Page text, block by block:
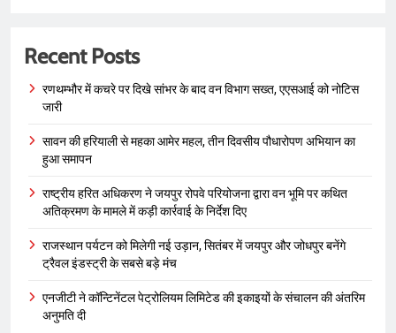
Recent Posts
रणथम्भौर में कचरे पर दिखे सांभर के बाद वन विभाग सख्त, एएसआई को नोटिस
जारी
सावन की हरियाली से महका आमेर महल, तीन दिवसीय पौधारोपण अभियान का
हुआ समापन
राष्ट्रीय हरित अधिकरण ने जयपुर रोपवे परियोजना द्वारा वन भूमि पर कथित
अतिक्रमण के मामले में कड़ी कार्रवाई के निर्देश दिए
राजस्थान पर्यटन को मिलेगी नई उड़ान, सितंबर में जयपुर और जोधपुर बनेंगे
ट्रैवल इंडस्ट्री के सबसे बड़े मंच
एनजीटी ने कॉन्टिनेंटल पेट्रोलियम लिमिटेड की इकाइयों के संचालन की अंतरिम
अनुमति दी